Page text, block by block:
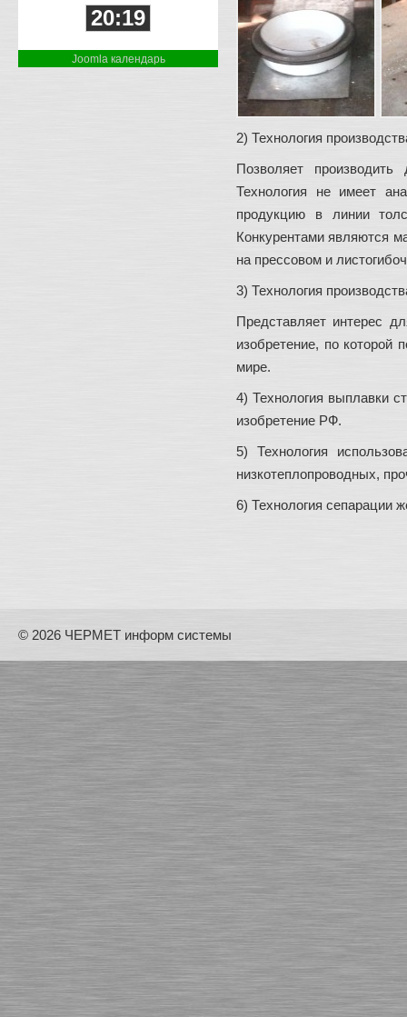
20:19
Joomla календарь
2) Технология
Позволяет
Технология не имеет
продукцию в линии
Конкурентами являются
на прессовом и
3) Технология
Представляет интерес
изобретение, по которой
мире.
4) Технология выплавки
изобретение РФ.
5) Технология
низкотеплопроводных,
6) Технология сепарации
© 2026 ЧЕРМЕТ информ системы